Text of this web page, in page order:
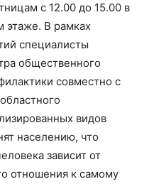
с 12.00 до 15.00 в
этаже. В рамках
специалисты
общественного
совместно с
видов
населению, что
зависит от
отношения к самому